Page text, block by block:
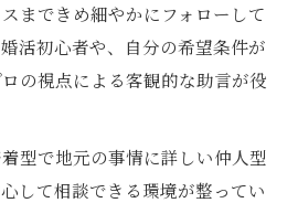
まできめ細やかにフォローして
活初心者や、自分の希望条件が
の視点による客観的な助言が役
型で地元の事情に詳しい仲人型
して相談できる環境が整ってい